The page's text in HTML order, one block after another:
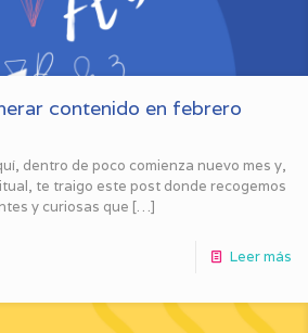
contenido en febrero
dentro de poco comienza nuevo mes y,
te traigo este post donde recogemos
y curiosas que […]
Leer más